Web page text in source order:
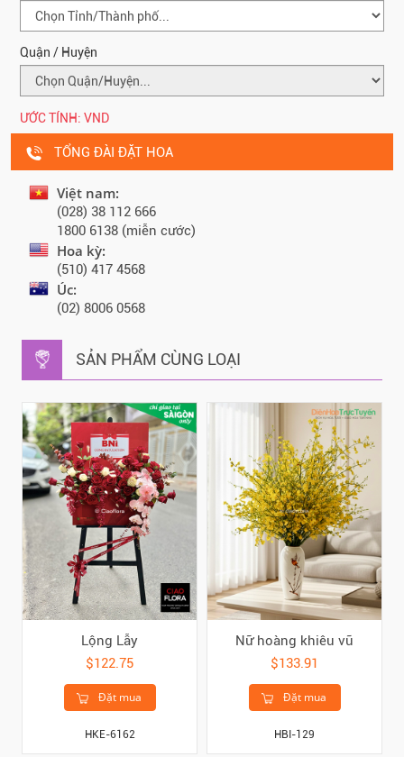
Quận / Huyện
ƯỚC TÍNH: VND
TỔNG ĐÀI ĐẶT HOA
Việt nam:
(028) 38 112 666
1800 6138 (miễn cước)
Hoa kỳ:
(510) 417 4568
Úc:
(02) 8006 0568
SẢN PHẨM CÙNG LOẠI
Lộng Lẫy
$122.75
Đặt mua
HKE-6162
Nữ hoàng khiêu vũ
$133.91
Đặt mua
HBI-129